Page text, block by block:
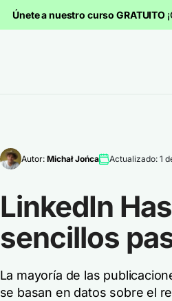
Únete a nuestro curso GRATUITO
Autor: Michał Jońca Actualizado: 1
LinkedIn
sencillos
La mayoría de las
se basan en datos sobre el